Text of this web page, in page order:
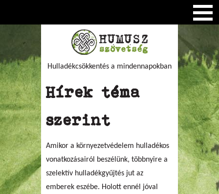
Hulladékcsökkentés a mindennapokban
Hírek téma
szerint
Amikor a környezetvédelem hulladékos
vonatkozásairól beszélünk, többnyire a
szelektív hulladékgyűjtés jut az
emberek eszébe. Holott ennél jóval